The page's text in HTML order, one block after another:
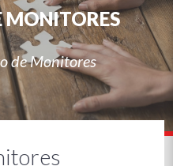
MONITORES
de Monitores